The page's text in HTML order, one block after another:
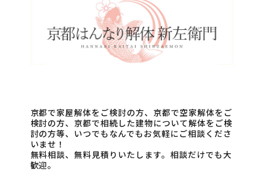
京都で家屋解体をご検討の方、京都で空家解体をご
検討の方、京都で相続した建物について解体をご検
討の方等、いつでもなんでもお気軽にご相談くださ
いませ！
無料相談、無料見積りいたします。相談だけでも大
歓迎。